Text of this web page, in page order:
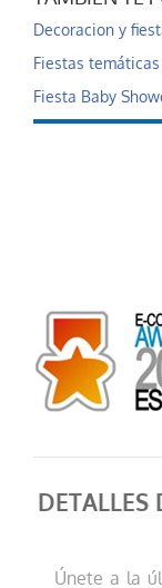
Decoracion y
Fiestas
Fiesta Baby
DETALLES
Únete a la